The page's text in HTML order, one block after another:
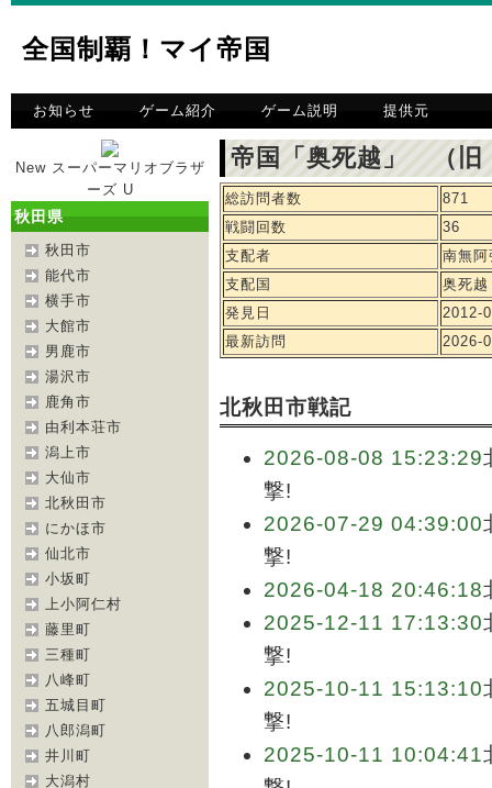
全国制覇！マイ帝国
お知らせ ゲーム紹介 ゲーム説明 提供元
New スーパーマリオブラザ
ーズ U
秋田県
秋田市
能代市
横手市
大館市
男鹿市
湯沢市
鹿角市
由利本荘市
潟上市
大仙市
北秋田市
にかほ市
仙北市
小坂町
上小阿仁村
藤里町
三種町
八峰町
五城目町
八郎潟町
井川町
大潟村
帝国「奥死越」 （旧
総訪問者数
871
戦闘回数
36
支配者
南無
支配国
奥死越
発見日
2012-
最新訪問
2026-
北秋田市戦記
2026-08-08 15:23:29
撃!
2026-07-29 04:39:00
撃!
2026-04-18 20:46:18
2025-12-11 17:13:30
撃!
2025-10-11 15:13:10
撃!
2025-10-11 10:04:41